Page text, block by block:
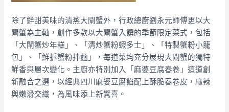
除了鮮甜美味的清蒸大閘蟹外，行政總廚劉永元師傅更以大
閘蟹為主軸，創作多款以大閘蟹入饌的季節限定菜式，包括
「大閘蟹炒年糕」、「清炒蟹粉蝦多士」、「特製蟹粉小籠
包」、「鮮拆蟹粉拌麵」，每道菜均充分展現大閘蟹的獨特
鮮香與層次變化。主廚亦特別加入「麻婆豆腐春卷」這道創
新融合之選，以經典四川麻婆豆腐餡配上酥脆春卷皮，麻辣
與嫩滑交織，為風味添上新驚喜。